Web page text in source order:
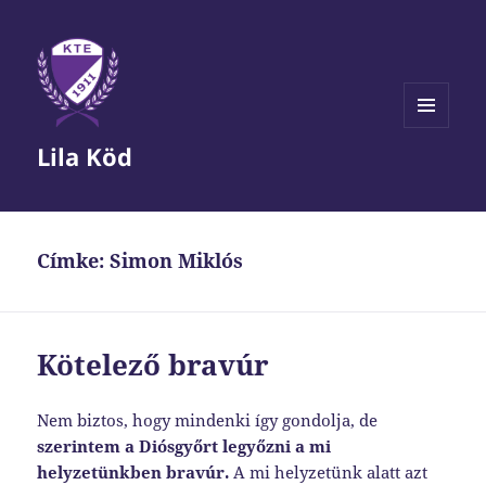
Lila Köd
Címke:Simon Miklós
Kötelező bravúr
Nem biztos, hogy mindenki így gondolja, de
szerintem a Diósgyőrt legyőzni a mi
helyzetünkben bravúr. A mi helyzetünk alatt azt